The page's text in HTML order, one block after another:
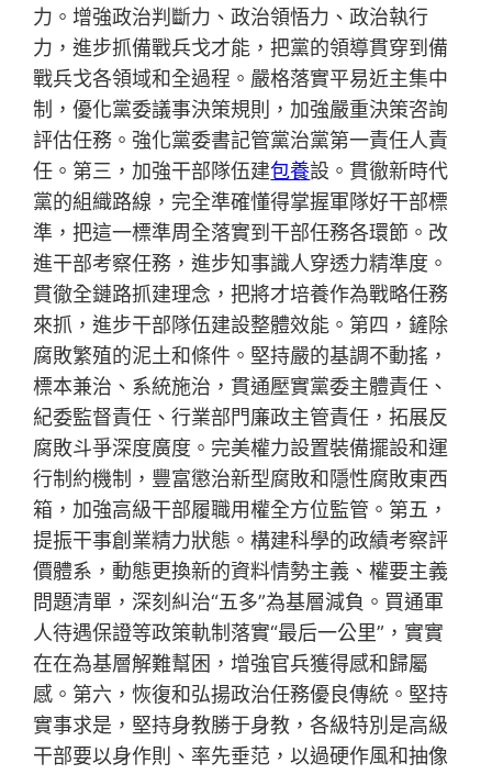
力。增強政治判斷力、政治領悟力、政治執行
力，進步抓備戰兵戈才能，把黨的領導貫穿到備
戰兵戈各領域和全過程。嚴格落實平易近主集中
制，優化黨委議事決策規則，加強嚴重決策咨詢
評估任務。強化黨委書記管黨治黨第一責任人責
任。第三，加強干部隊伍建包養設。貫徹新時代
黨的組織路線，完全準確懂得掌握軍隊好干部標
準，把這一標準周全落實到干部任務各環節。改
進干部考察任務，進步知事識人穿透力精準度。
貫徹全鏈路抓建理念，把將才培養作為戰略任務
來抓，進步干部隊伍建設整體效能。第四，鏟除
腐敗繁殖的泥土和條件。堅持嚴的基調不動搖，
標本兼治、系統施治，貫通壓實黨委主體責任、
紀委監督責任、行業部門廉政主管責任，拓展反
腐敗斗爭深度廣度。完美權力設置裝備擺設和運
行制約機制，豐富懲治新型腐敗和隱性腐敗東西
箱，加強高級干部履職用權全方位監管。第五，
提振干事創業精力狀態。構建科學的政績考察評
價體系，動態更換新的資料情勢主義、權要主義
問題清單，深刻糾治“五多”為基層減負。買通軍
人待遇保證等政策軌制落實“最后一公里”，實實
在在為基層解難幫困，增強官兵獲得感和歸屬
感。第六，恢復和弘揚政治任務優良傳統。堅持
實事求是，堅持身教勝于身教，各級特別是高級
干部要以身作則、率先垂范，以過硬作風和抽像